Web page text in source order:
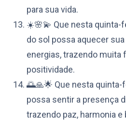
para sua vida.
☀️🌸💫 Que nesta quinta-
do sol possa aquecer
energias, trazendo muita
positividade.
🌅🙏🌟 Que nesta quinta-
possa sentir a presença
trazendo paz, harmonia